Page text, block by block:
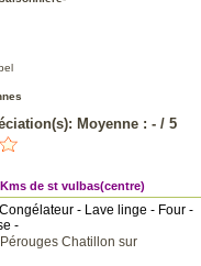
Moyenne : - / 5
de st vulbas(centre)
- Lave linge - Four -
-
Pérouges Chatillon sur